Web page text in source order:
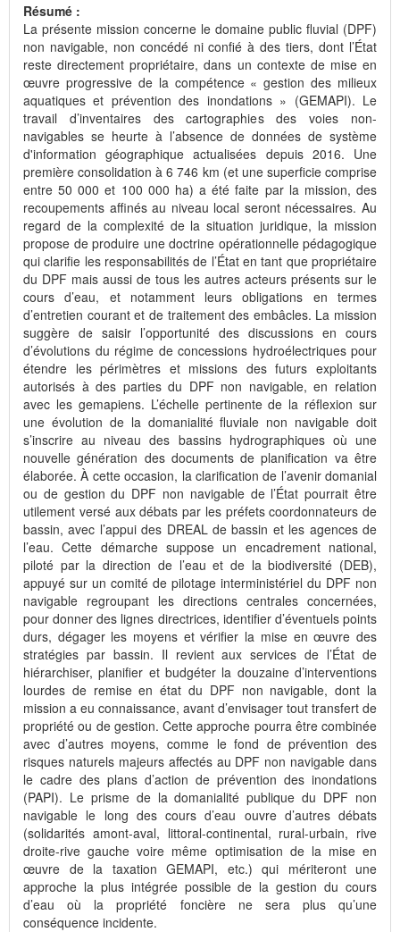
Résumé :
La présente mission concerne le domaine public fluvial (DPF)
non navigable, non concédé ni confié à des tiers, dont l’État
reste directement propriétaire, dans un contexte de mise en
œuvre progressive de la compétence « gestion des milieux
aquatiques et prévention des inondations » (GEMAPI). Le
travail d’inventaires des cartographies des voies non-
navigables se heurte à l’absence de données de système
d'information géographique actualisées depuis 2016. Une
première consolidation à 6 746 km (et une superficie comprise
entre 50 000 et 100 000 ha) a été faite par la mission, des
recoupements affinés au niveau local seront nécessaires. Au
regard de la complexité de la situation juridique, la mission
propose de produire une doctrine opérationnelle pédagogique
qui clarifie les responsabilités de l’État en tant que propriétaire
du DPF mais aussi de tous les autres acteurs présents sur le
cours d’eau, et notamment leurs obligations en termes
d’entretien courant et de traitement des embâcles. La mission
suggère de saisir l’opportunité des discussions en cours
d’évolutions du régime de concessions hydroélectriques pour
étendre les périmètres et missions des futurs exploitants
autorisés à des parties du DPF non navigable, en relation
avec les gemapiens. L’échelle pertinente de la réflexion sur
une évolution de la domanialité fluviale non navigable doit
s’inscrire au niveau des bassins hydrographiques où une
nouvelle génération des documents de planification va être
élaborée. À cette occasion, la clarification de l’avenir domanial
ou de gestion du DPF non navigable de l’État pourrait être
utilement versé aux débats par les préfets coordonnateurs de
bassin, avec l’appui des DREAL de bassin et les agences de
l’eau. Cette démarche suppose un encadrement national,
piloté par la direction de l’eau et de la biodiversité (DEB),
appuyé sur un comité de pilotage interministériel du DPF non
navigable regroupant les directions centrales concernées,
pour donner des lignes directrices, identifier d’éventuels points
durs, dégager les moyens et vérifier la mise en œuvre des
stratégies par bassin. Il revient aux services de l’État de
hiérarchiser, planifier et budgéter la douzaine d’interventions
lourdes de remise en état du DPF non navigable, dont la
mission a eu connaissance, avant d’envisager tout transfert de
propriété ou de gestion. Cette approche pourra être combinée
avec d’autres moyens, comme le fond de prévention des
risques naturels majeurs affectés au DPF non navigable dans
le cadre des plans d’action de prévention des inondations
(PAPI). Le prisme de la domanialité publique du DPF non
navigable le long des cours d’eau ouvre d’autres débats
(solidarités amont-aval, littoral-continental, rural-urbain, rive
droite-rive gauche voire même optimisation de la mise en
œuvre de la taxation GEMAPI, etc.) qui mériteront une
approche la plus intégrée possible de la gestion du cours
d’eau où la propriété foncière ne sera plus qu’une
conséquence incidente.